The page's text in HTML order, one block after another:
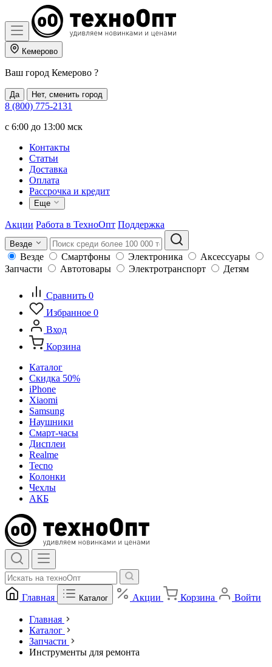
Кемерово
Ваш город Кемерово ?
Да Нет, сменить город
8 (800) 775-2131
c 6:00 до 13:00 мск
Контакты
Статьи
Доставка
Оплата
Рассрочка и кредит
Еще
Акции Работа в ТехноОпт Поддержка
Везде
Везде Смартфоны Электроника
Аксессуары
Запчасти
Автотовары Электротранспорт Детям
Сравнить 0
Избранное 0
Вход
Корзина
Каталог
Скидка 50%
iPhone
Xiaomi
Samsung
Наушники
Смарт-часы
Дисплеи
Realme
Tecno
Колонки
Чехлы
АКБ
Главная Каталог Акции Корзина Войти
Главная
Каталог
Запчасти
Инструменты для ремонта